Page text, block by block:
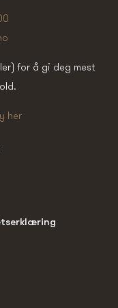
for å gi deg mest
her